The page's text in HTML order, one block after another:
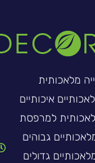
מלאכותית
איכותיים
למרפסת
גבוהים
גדולים